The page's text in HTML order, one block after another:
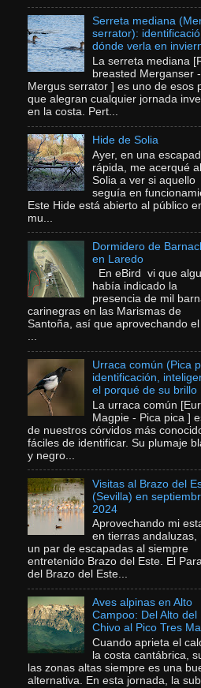
Serreta mediana
serrator):
dónde verla en
La serreta mediana
breasted Merganser -
Mergus serrator ] es uno de esos
que alegran cualquier jornada
en la costa. Pert...
Hide de Solia
Ayer, en una
rápida, me acerqué
Solia a ver si aquello
seguía en
Este Hide está abierto al público
mu...
Dormidero de
en Laredo
En eBird vi que
había indicado la
presencia de mil
carinegras en las Marismas de
Santoña, así que aprovechando
...
Urraca común (Pica
identificación,
el porqué de su brillo
La urraca común
Magpie - Pica pica ]
de nuestros córvidos más
fáciles de identificar. Su plumaje
y negro...
Visitas al Brazo del
(Sevilla) en
2024
Aprovechando mi
en tierras andaluzas,
un par de escapadas al siempre
entretenido Brazo del Este. El
del Brazo del Este...
Aves alpinas en Alto
Campoo: Del Alto del
Chivo al Pico Tres
Cuando aprieta el
la costa cantábrica,
las zonas altas siempre es una
alternativa. En esta jornada, la